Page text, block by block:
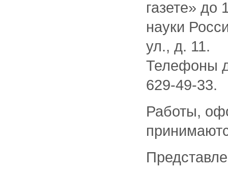
газете» до
науки
ул., д. 11.
Телефоны
629-49-33.
Работы,